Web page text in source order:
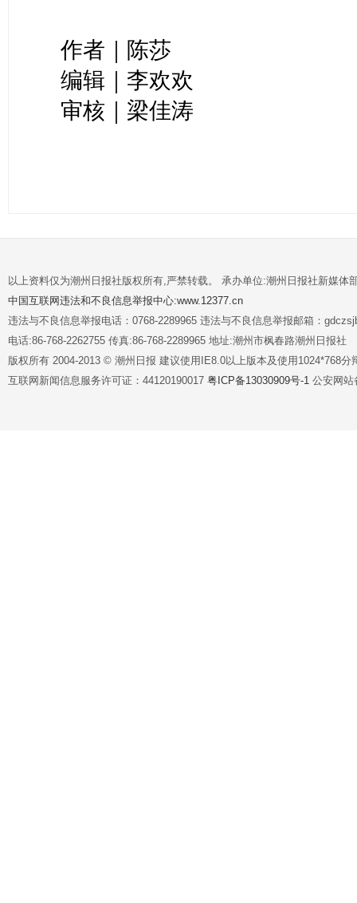
作者｜陈莎
编辑｜李欢欢
审核｜梁佳涛
以上资料仅为潮州日报社版权所有,严禁转载。 承办单位:潮州日报社新媒体
中国互联网违法和不良信息举报中心:www.12377.cn
违法与不良信息举报电话：0768-2289965 违法与不良信息举报邮箱：
电话:86-768-2262755 传真:86-768-2289965 地址:潮州市枫春路潮州日报社
版权所有 2004-2013 © 潮州日报 建议使用IE8.0以上版本及使用1024*768分
互联网新闻信息服务许可证：44120190017 粤ICP备13030909号-1 公安网站